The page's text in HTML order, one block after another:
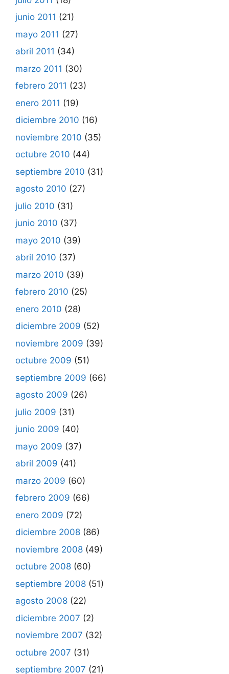
junio 2011 (21)
mayo 2011 (27)
abril 2011 (34)
marzo 2011 (30)
febrero 2011 (23)
enero 2011 (19)
diciembre 2010 (16)
noviembre 2010 (35)
octubre 2010 (44)
septiembre 2010 (31)
agosto 2010 (27)
julio 2010 (31)
junio 2010 (37)
mayo 2010 (39)
abril 2010 (37)
marzo 2010 (39)
febrero 2010 (25)
enero 2010 (28)
diciembre 2009 (52)
noviembre 2009 (39)
octubre 2009 (51)
septiembre 2009 (66)
agosto 2009 (26)
julio 2009 (31)
junio 2009 (40)
mayo 2009 (37)
abril 2009 (41)
marzo 2009 (60)
febrero 2009 (66)
enero 2009 (72)
diciembre 2008 (86)
noviembre 2008 (49)
octubre 2008 (60)
septiembre 2008 (51)
agosto 2008 (22)
diciembre 2007 (2)
noviembre 2007 (32)
octubre 2007 (31)
septiembre 2007 (21)